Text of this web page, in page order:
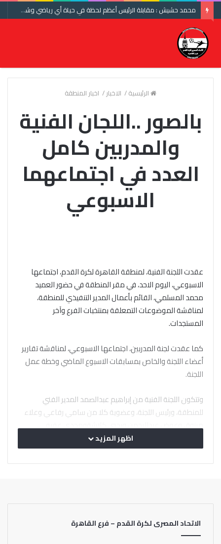
محمد حشيش : مقابلة الرئيس أعظم لحظة في حياة أي رياضي وشكرا اتحاد الكرة ومنتخب مصر
الرئيسية/ الاخبار/ اخبار المنطقة
بالصور ..اللجان الفنية
والمدربين كامل
العدد في اجتماعهما
الاسبوعي
عقدت اللجنة الفنية، لمنطقة القاهرة لكرة القدم، اجتماعها
الاسبوعي، اليوم الاحد، في مقر المنطقة في حضور العميد
محمد المسلمي، القائم بأعمال المدير التنفيذي للمنطقة،
لمناقشة الموضوعات التمعلقة بمنتخبات الفرع وآخر
المستجدات.
كما عقدت لجنة المدربين، اجتماعها الاسبوعي، لمناقشة تقارير
أعضاء اللجنة والخاص بمسابقات الاسبوع الماضي وخطة عمل
اللجنة.
وتتكون اللجنة الفنية من إبراهيم عبدالصمد المدير الفني
للمنطقة، ورئيس اللجنة، وعضوية كلا من سامي رفاعي وعلاء
مرزوق وعوض عبدالرحمن ويحيي كلاشةومجدي عفيفي،
وشاكر عبادة مقرر اللجنة،فيما تضم لجنة المدربين، محمود
موافي رئيسا وعضوية علي محروس وعصام سيف وعاطف
عطية وعبدالله عبدالغني ومحمد طه مقررا للجنة.
اظهر المزيد
الاتحاد المصرى لكرة القدم – فرع القاهرة